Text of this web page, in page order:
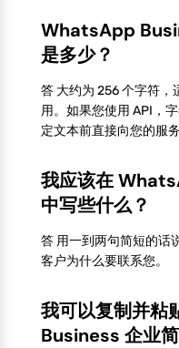
WhatsApp
是多少？
答 大约为 256 个字符，
用。如果您使用 API，
定文本前直接向您的服
我应该在
中写些什么？
答 用一到两句简短的话
客户为什么要联系您。
我可以复制并
Business 企业